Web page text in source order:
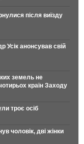
після виїзду
Усік анонсував свій
земель не
країн Заходу
троє осіб
чоловік, дві жінки